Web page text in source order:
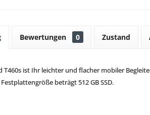
Bewertungen 0 Zustand
T460s ist Ihr leichter und flacher mobiler
beträgt 512 GB SSD.